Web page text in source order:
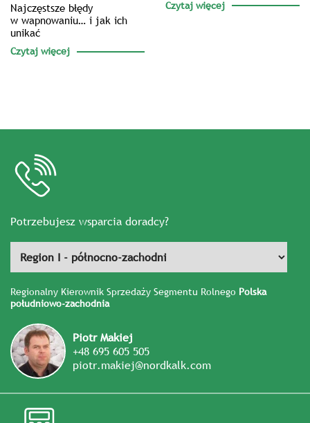
Najczęstsze błędy
w wapnowaniu… i jak ich
unikać
Czytaj więcej
Czytaj więcej
Potrzebujesz wsparcia doradcy?
Regionalny Kierownik Sprzedaży Segmentu Rolnego Polska
południowo-zachodnia
Piotr Makiej
+48 695 605 505
piotr.makiej@nordkalk.com